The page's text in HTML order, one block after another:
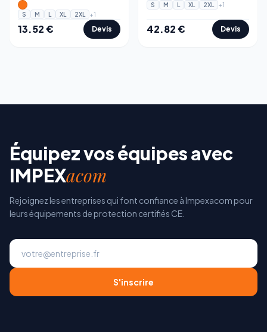
S M L XL 2XL +1
13.52€ Devis
S M L XL 2XL +1
42.82€ Devis
Équipez vos équipes avec
IMPEXacom
Rejoignez les entreprises qui font confiance à Impexacom pour
leurs équipements de protection certifiés CE.
S'inscrire